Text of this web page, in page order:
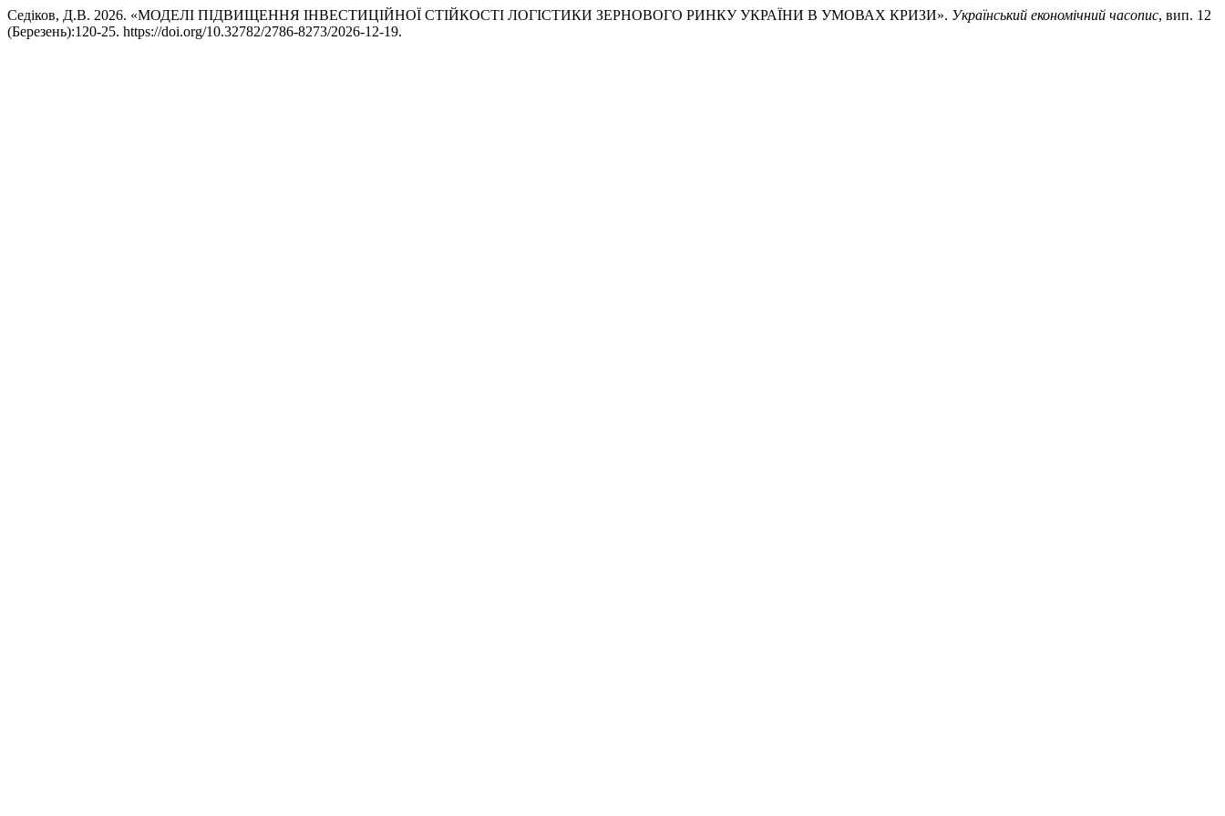
Седіков, Д.В. 2026. «МОДЕЛІ ПІДВИЩЕННЯ ІНВЕСТИЦІЙНОЇ СТІЙКОСТІ ЛОГІСТИКИ ЗЕРНОВОГО РИНКУ УКРАЇНИ В УМОВАХ КРИЗИ». Український економічний часопис, вип. 12
(Березень):120-25. https://doi.org/10.32782/2786-8273/2026-12-19.